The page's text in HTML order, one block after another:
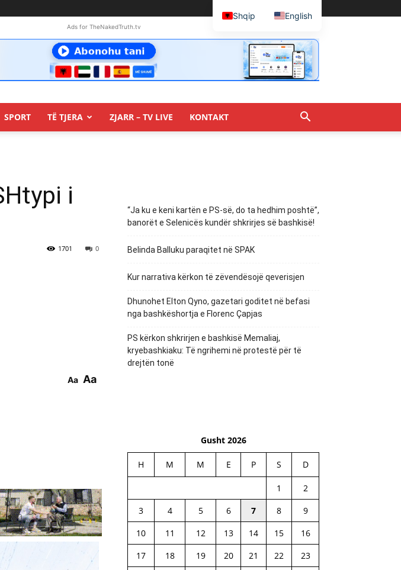
Ads for TheNakedTruth.tv
SPORT TË TJERA ZJARR – TV LIVE KONTAKT
i
0
1701
Aa Aa
“Ja ku e keni kartën e PS-së, do ta hedhim poshtë”,
banorët e Selenicës kundër shkrirjes së bashkisë!
Belinda Balluku paraqitet në SPAK
Kur narrativa kërkon të zëvendësojë qeverisjen
Dhunohet Elton Qyno, gazetari goditet në befasi
nga bashkëshortja e Florenc Çapjas
PS kërkon shkrirjen e bashkisë Memaliaj,
kryebashkiaku: Të ngrihemi në protestë për të
drejtën tonë
Gusht 2026
H M M E P S D
1
2
3
4 5 6 7 8
9
10
11 12 13 14 15
16
17
18 19 20 21 22
23
Shqip English